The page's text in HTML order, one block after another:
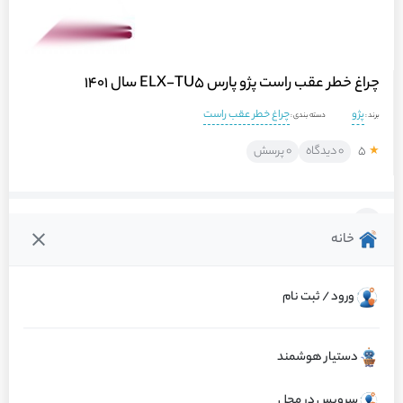
خانه
ورود / ثبت نام
دستیار هوشمند
چراغ خطر عقب راست پژو پارس ELX-TU5 سال 1401
برند :پژو دسته بندی :چراغ خطر عقب راست
★ ۵ ۰ دیدگاه ۰ پرسش
گارانتی : اصالت و سلامت فیزیکی کالا
مرجوعی کالا 48 ساعته توسط ماشینت